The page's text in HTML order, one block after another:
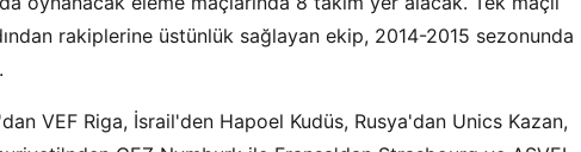
rakiplerine üstünlük sağlayan ekip, 2014-2015 sezonunda
VEF Riga, İsrail'den Hapoel Kudüs, Rusya'dan Unics Kazan,